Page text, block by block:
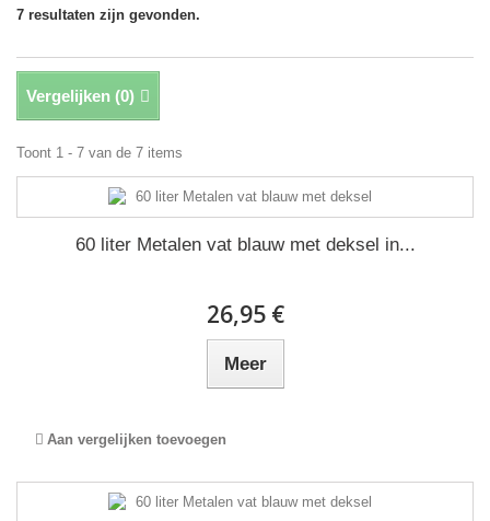
7 resultaten zijn gevonden.
Vergelijken (0)
Toont 1 - 7 van de 7 items
60 liter Metalen vat blauw met deksel in...
26,95 €
Meer
Aan vergelijken toevoegen